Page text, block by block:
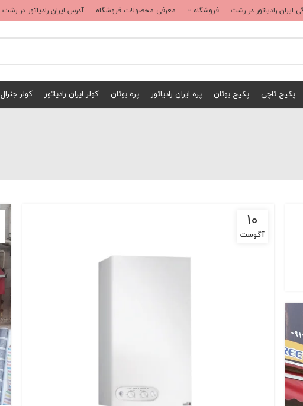
ایران رادیاتور در رشت فروشگاه معرفی محصولات فروشگاه آدرس ایران رادیاتور در رشت
پکیج تاچی پکیج بوتان پره ایران رادیاتور پره بوتان کولر ایران رادیاتور کولر جنرال
10
آگوست